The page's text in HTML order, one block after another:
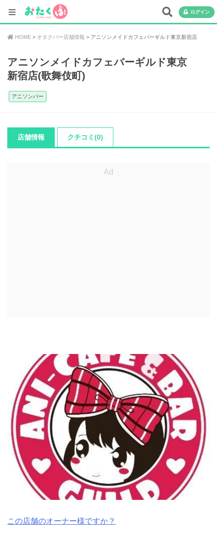
ログイン
HOME オタクバー店舗情報 アニソンメイドカフェバーギルド東京新宿店
アニソンメイドカフェバーギルド東京
新宿店(歌舞伎町)
アニソンバー
店舗情報 クチコミ(0)
この店舗のオーナー様ですか？